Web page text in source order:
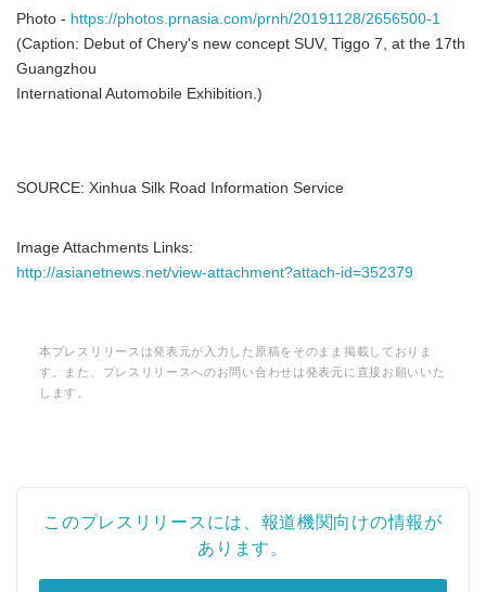
Photo - https://photos.prnasia.com/prnh/20191128/2656500-1
(Caption: Debut of Chery's new concept SUV, Tiggo 7, at the 17th
Guangzhou
International Automobile Exhibition.)
SOURCE: Xinhua Silk Road Information Service
Image Attachments Links:
http://asianetnews.net/view-attachment?attach-id=352379
本プレスリリースは発表元が入力した原稿をそのまま掲載しておりま
す。また、プレスリリースへのお問い合わせは発表元に直接お願いいた
します。
このプレスリリースには、報道機関向けの情報が
あります。